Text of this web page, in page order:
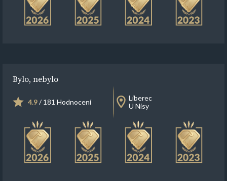
Bylo, nebylo
4.9/ 181 Hodnocení
Liberec
U Nisy